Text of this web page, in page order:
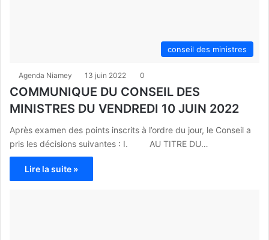
conseil des ministres
Agenda Niamey 13 juin 2022 0
COMMUNIQUE DU CONSEIL DES
MINISTRES DU VENDREDI 10 JUIN 2022
Après examen des points inscrits à l’ordre du jour, le Conseil a
pris les décisions suivantes : I. AU TITRE DU…
Lire la suite »